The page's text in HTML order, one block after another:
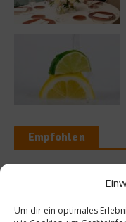
Um dir ein optimales
Empfohlen